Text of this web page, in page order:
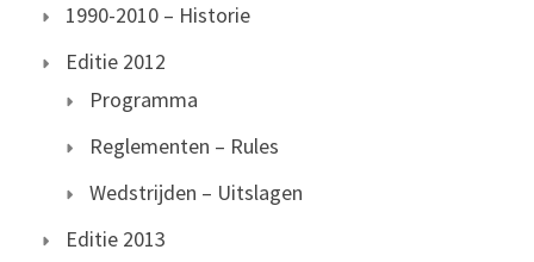
1990-2010 – Historie
Editie 2012
Programma
Reglementen – Rules
Wedstrijden – Uitslagen
Editie 2013